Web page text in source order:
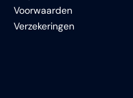
Voorwaarden
Verzekeringen